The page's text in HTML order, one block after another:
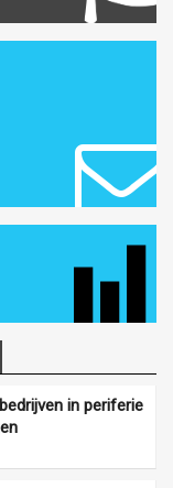
in periferie